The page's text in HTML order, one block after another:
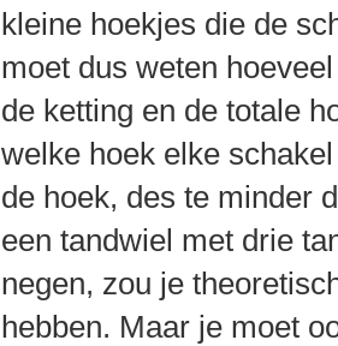
kleine hoekjes die de
moet dus weten
de ketting en de totale
welke hoek elke
de hoek, des te minder
een tandwiel met drie
negen, zou je
hebben. Maar je moet